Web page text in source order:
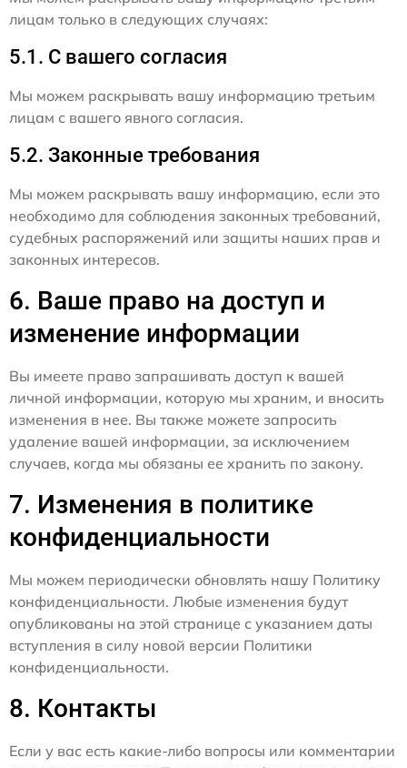
лицам только в следующих случаях:
5.1. С вашего согласия
Мы можем раскрывать вашу информацию третьим
лицам с вашего явного согласия.
5.2. Законные требования
Мы можем раскрывать вашу информацию, если это
необходимо для соблюдения законных требований,
судебных распоряжений или защиты наших прав и
законных интересов.
6. Ваше право на доступ и
изменение информации
Вы имеете право запрашивать доступ к вашей
личной информации, которую мы храним, и вносить
изменения в нее. Вы также можете запросить
удаление вашей информации, за исключением
случаев, когда мы обязаны ее хранить по закону.
7. Изменения в политике
конфиденциальности
Мы можем периодически обновлять нашу Политику
конфиденциальности. Любые изменения будут
опубликованы на этой странице с указанием даты
вступления в силу новой версии Политики
конфиденциальности.
8. Контакты
Если у вас есть какие-либо вопросы или комментарии